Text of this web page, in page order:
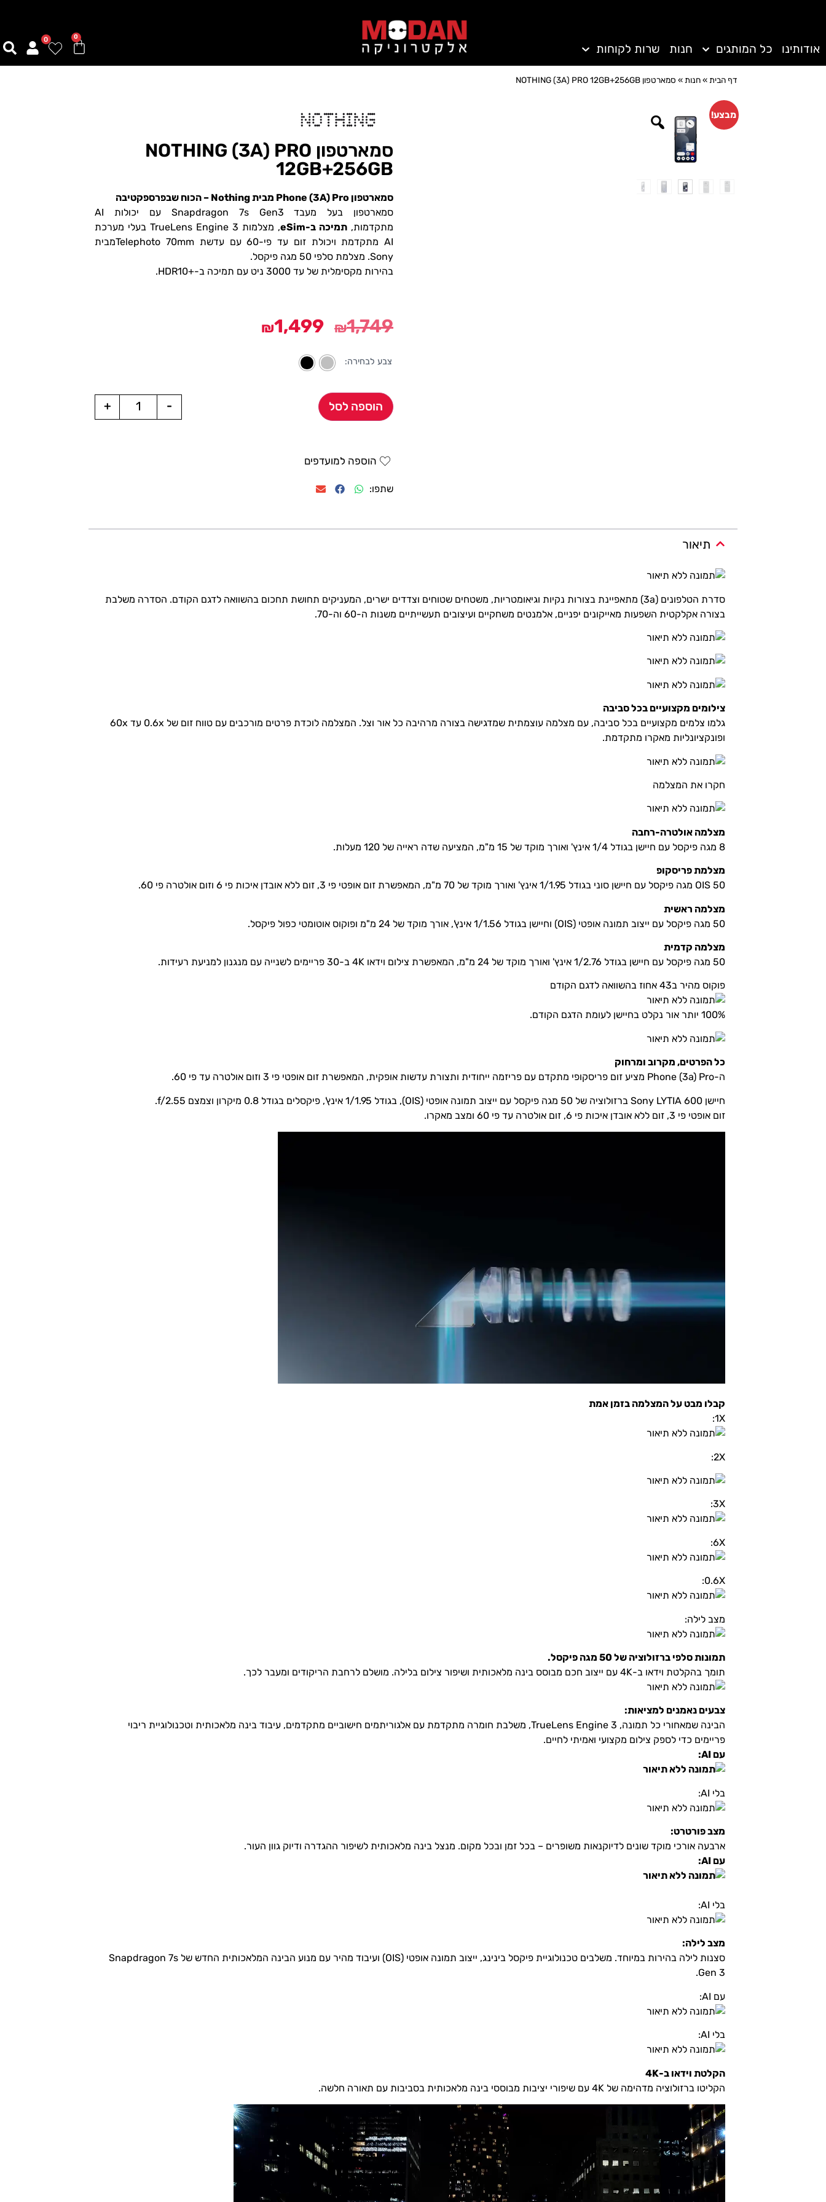
אודותינו כל המותגים חנות שרות לקוחות
0
0
דף הבית»חנות» סמארטפון NOTHING (3A) PRO 12GB+256GB
מבצע!
סמארטפון NOTHING (3A) PRO
12GB+256GB
סמארטפון Phone (3A) Pro מבית Nothing – הכוח שבפרספקטיבה
סמארטפון בעל מעבד Snapdragon 7s Gen3 עם יכולות AI
מתקדמות, תמיכה ב-eSim
, מצלמות TrueLens Engine 3 בעלי מערכת
AI מתקדמת ויכולת זום עד פי-60 עם עדשת Telephoto 70mmמבית
Sony. מצלמת סלפי 50 מגה פיקסל.
בהירות מקסימלית של עד 3000 ניט עם תמיכה ב-+HDR10.
₪1,749
₪1,499
צבע לבחירה:
-
+ הוספה לסל
הוספה למועדפים
שתפו:
תיאור
סדרת הטלפונים (3a) מתאפיינת בצורות נקיות וגיאומטריות, משטחים שטוחים וצדדים ישרים, המעניקים תחושת תחכום בהשוואה לדגם הקודם. הסדרה משלבת
בצורה אקלקטית השפעות מאייקונים יפניים, אלמנטים משחקיים ועיצובים תעשייתיים משנות ה-60 וה-70.
צילומים מקצועיים בכל סביבה
גלמו צלמים מקצועיים בכל סביבה, עם מצלמה עוצמתית שמדגישה בצורה מרהיבה כל אור וצל. המצלמה לוכדת פרטים מורכבים עם טווח זום של 0.6x עד 60x
ופונקציונליות מאקרו מתקדמת.
חקרו את המצלמה
מצלמה אולטרה-רחבה
8 מגה פיקסל עם חיישן בגודל 1/4 אינץ' ואורך מוקד של 15 מ"מ, המציעה שדה ראייה של 120 מעלות.
מצלמת פריסקופ
OIS 50 מגה פיקסל עם חיישן סוני בגודל 1/1.95 אינץ' ואורך מוקד של 70 מ"מ, המאפשרת זום אופטי פי 3, זום ללא אובדן איכות פי 6 וזום אולטרה פי 60.
מצלמה ראשית
50 מגה פיקסל עם ייצוב תמונה אופטי (OIS) וחיישן בגודל 1/1.56 אינץ', אורך מוקד של 24 מ"מ ופוקוס אוטומטי כפול פיקסל.
מצלמה קדמית
50 מגה פיקסל עם חיישן בגודל 1/2.76 אינץ' ואורך מוקד של 24 מ"מ, המאפשרת צילום וידאו 4K ב-30 פריימים לשנייה עם מנגנון למניעת רעידות.
פוקוס מהיר ב43 אחוז בהשוואה לדגם הקודם
100% יותר אור נקלט בחיישן לעומת הדגם הקודם.
כל הפרטים, מקרוב ומרחוק
ה-Phone (3a) Pro מציע זום פריסקופי מתקדם עם פריזמה ייחודית ותצורת עדשות אופקית, המאפשרת זום אופטי פי 3 וזום אולטרה עד פי 60.
חיישן Sony LYTIA 600 ברזולוציה של 50 מגה פיקסל עם ייצוב תמונה אופטי (OIS), בגודל 1/1.95 אינץ', פיקסלים בגודל 0.8 מיקרון וצמצם f/2.55.
זום אופטי פי 3, זום ללא אובדן איכות פי 6, זום אולטרה עד פי 60 ומצב מאקרו.
קבלו מבט על המצלמה בזמן אמת
1X:
2X:
3X:
6X:
0.6X:
מצב לילה:
תמונות סלפי ברזולוציה של 50 מגה פיקסל.
תומך בהקלטת וידאו ב-4K עם ייצוב חכם מבוסס בינה מלאכותית ושיפור צילום בלילה. מושלם לרחבת הריקודים ומעבר לכך.
צבעים נאמנים למציאות:
הבינה שמאחורי כל תמונה, TrueLens Engine 3, משלבת חומרה מתקדמת עם אלגוריתמים חישוביים מתקדמים, עיבוד בינה מלאכותית וטכנולוגיית ריבוי
פריימים כדי לספק צילום מקצועי ואמיתי לחיים.
עם AI:
בלי AI:
מצב פורטרט:
ארבעה אורכי מוקד שונים לדיוקנאות משופרים – בכל זמן ובכל מקום. מנצל בינה מלאכותית לשיפור ההגדרה ודיוק גוון העור.
עם AI:
בלי AI:
מצב לילה:
סצנות לילה בהירות במיוחד. משלבים טכנולוגיית פיקסל בינינג, ייצוב תמונה אופטי (OIS) ועיבוד מהיר עם מנוע הבינה המלאכותית החדש של Snapdragon 7s
Gen 3.
עם AI:
בלי AI:
הקלטת וידאו ב-4K
הקליטו ברזולוציה מדהימה של 4K עם שיפורי יציבות מבוססי בינה מלאכותית בסביבות עם תאורה חלשה.
נגן
וידאו